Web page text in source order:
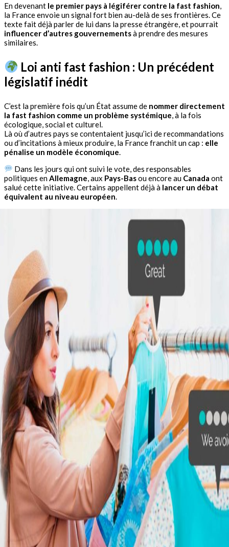
En devenant le premier pays à légiférer contre la fast fashion,
la France envoie un signal fort bien au-delà de ses frontières. Ce
texte fait déjà parler de lui dans la presse étrangère, et pourrait
influencer d’autres gouvernementsà prendre des mesures
similaires.
Loi anti fast fashion : Un précédent
législatif inédit
C’est la première fois qu’un État assume de nommer directement
la fast fashion comme un problème systémique, à la fois
écologique, social et culturel.
Là où d’autres pays se contentaient jusqu’ici de recommandations
ou d’incitations à mieux produire, la France franchit un cap : elle
pénalise un modèle économique.
Dans les jours qui ont suivi le vote, des responsables
politiques enAllemagne, aux Pays-Basou encore au Canada ont
salué cette initiative. Certains appellent déjà à lancer un débat
équivalent au niveau européen.